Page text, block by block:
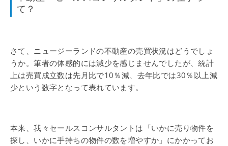
て？
さて、ニュージーランドの不動産の売買状況はどうでしょ
うか。筆者の体感的には減少を感じませんでしたが、統計
上は売買成立数は先月比で10％減、去年比では30％以上減
少という数字となって表れています。
本来、我々セールスコンサルタントは「いかに売り物件を
探し、いかに手持ちの物件の数を増やすか」にかかってお